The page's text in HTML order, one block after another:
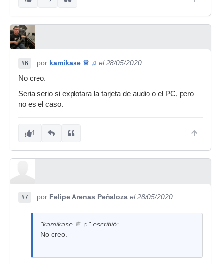
#6 por kamikase ♕ ♫ el 28/05/2020
No creo.
Seria serio si explotara la tarjeta de audio o el PC, pero
no es el caso.
1
#7 por Felipe Arenas Peñaloza el 28/05/2020
"kamikase ♕ ♫" escribió:
No creo.